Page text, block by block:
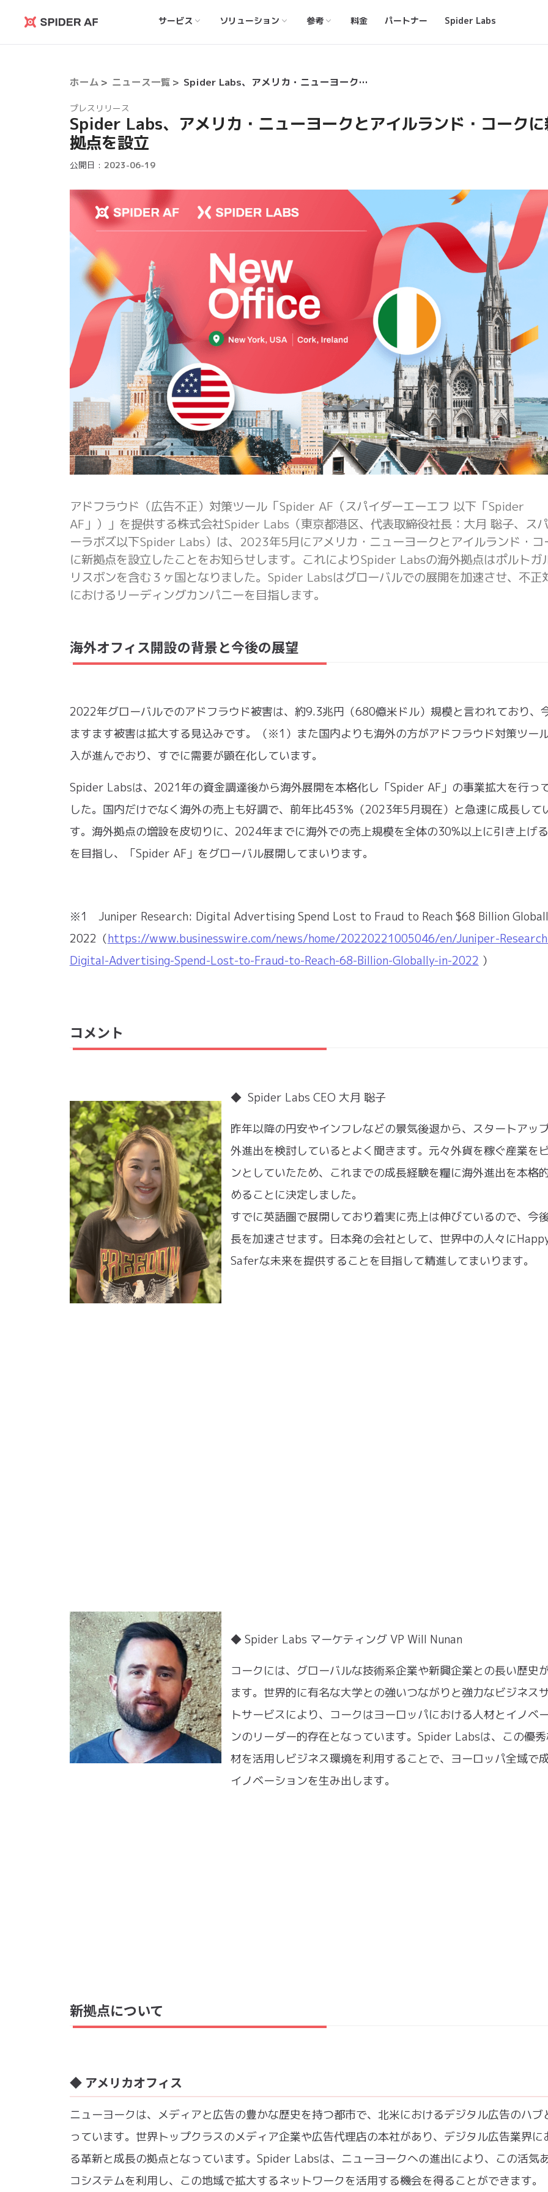
Spider
サービス ソリューション 参考 料金 パートナー Spider Labs
ホーム ニュース一覧 Spider Labs、アメリカ・ニューヨークとアイルランド・コークに新拠点を設立
プレスリリース
Spider Labs、アメリカ・ニューヨークとアイルランド・コーク
拠点を設立
公開日 : 2023-06-19
アドフラウド（広告不正）対策ツール「Spider AF（スパイダーエーエフ 以下「Spider
AF」）」を提供する株式会社Spider Labs（東京都港区、代表取締役社長：大月 聡子、ス
ーラボズ以下Spider Labs）は、2023年5月にアメリカ・ニューヨークとアイルランド・コ
に新拠点を設立したことをお知らせします。これによりSpider Labsの海外拠点はポルトガ
リスボンを含む３ヶ国となりました。Spider Labsはグローバルでの展開を加速させ、不正
におけるリーディングカンパニーを目指します。
海外オフィス開設の背景と今後の展望
2022年グローバルでのアドフラウド被害は、約9.3兆円（680億米ドル）規模と言われており、
ますます被害は拡大する見込みです。（※1）また国内よりも海外の方がアドフラウド対策ツー
入が進んでおり、すでに需要が顕在化しています。
Spider Labsは、2021年の資金調達後から海外展開を本格化し「Spider AF」の事業拡大を行っ
した。国内だけでなく海外の売上も好調で、前年比453％（2023年5月現在）と急速に成長して
す。海外拠点の増設を皮切りに、2024年までに海外での売上規模を全体の30%以上に引き上げ
を目指し、「Spider AF」をグローバル展開してまいります。
※1 Juniper Research: Digital Advertising Spend Lost to Fraud to Reach $68 Billion
2022（https://www.businesswire.com/news/home/20220221005046/en/Juniper-
Digital-Advertising-Spend-Lost-to-Fraud-to-Reach-68-Billion-Globally-in-2022 ）
コメント
◆ Spider Labs CEO 大月 聡子
昨年以降の円安やインフレなどの景気後退から、スタートアッ
外進出を検討しているとよく聞きます。元々外貨を稼ぐ産業を
ンとしていたため、これまでの成長経験を糧に海外進出を本格
めることに決定しました。
すでに英語圏で展開しており着実に売上は伸びているので、今
長を加速させます。日本発の会社として、世界中の人々に
Saferな未来を提供することを目指して精進してまいります。
◆ Spider Labs マーケティング VP Will Nunan
コークには、グローバルな技術系企業や新興企業との長い歴史
ます。世界的に有名な大学との強いつながりと強力なビジネス
トサービスにより、コークはヨーロッパにおける人材とイノベ
ンのリーダー的存在となっています。Spider Labsは、この優
材を活用しビジネス環境を利用することで、ヨーロッパ全域で
イノベーションを生み出します。
新拠点について
◆ アメリカオフィス
ニューヨークは、メディアと広告の豊かな歴史を持つ都市で、北米におけるデジタル広告のハブ
っています。世界トップクラスのメディア企業や広告代理店の本社があり、デジタル広告業界に
る革新と成長の拠点となっています。Spider Labsは、ニューヨークへの進出により、この活気
コシステムを利用し、この地域で拡大するネットワークを活用する機会を得ることができます。